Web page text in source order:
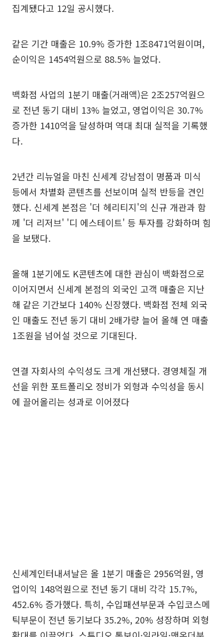
집계됐다고 12일 공시했다.
같은 기간 매출은 10.9% 증가한 1조8471억원이며,
순이익은 1454억원으로 88.5% 늘었다.
백화점 사업의 1분기 매출(거래액)은 2조257억원으
로 전년 동기 대비 13% 늘었고, 영업이익은 30.7%
증가한 1410억을 달성하며 역대 최대 실적을 기록했
다.
2년간 리뉴얼을 마친 신세계 강남점이 명품과 미식
등에서 차별화 콘텐츠를 선보이며 실적 반등을 견인
했다. 신세계 본점은 '더 헤리티지'의 신규 개관과 함
께 '더 리저브' '디 에스테이트' 등 투자를 강화하며 힘
을 보탰다.
올해 1분기에도 K콘텐츠에 대한 관심이 백화점으로
이어지면서 신세계 본점의 외국인 고객 매출은 지난
해 같은 기간보다 140% 신장했다. 백화점 전체 외국
인 매출도 전년 동기 대비 2배가량 늘어 올해 연 매출
1조원을 넘어설 것으로 기대된다.
연결 자회사의 수익성도 크게 개선됐다. 경영체질 개
선을 위한 포트폴리오 정비가 외형과 수익성을 동시
에 끌어올리는 성과로 이어졌다
신세계인터내셔날은 올 1분기 매출은 2956억원, 영
업이익 148억원으로 전년 동기 대비 각각 15.7%,
452.6% 증가했다. 특히, 수입패션부문과 수입코스메
틱부문이 전년 동기보다 35.2%, 20% 성장하며 외형